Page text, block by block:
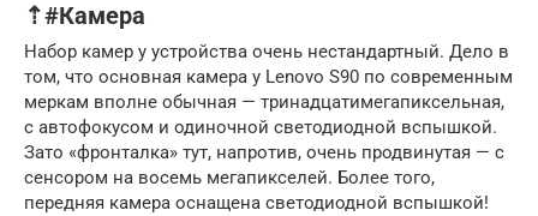
⇡#Камера
Набор камер у устройства очень нестандартный. Дело в
том, что основная камера у Lenovo S90 по современным
меркам вполне обычная — тринадцатимегапиксельная,
с автофокусом и одиночной светодиодной вспышкой.
Зато «фронталка» тут, напротив, очень продвинутая — с
сенсором на восемь мегапикселей. Более того,
передняя камера оснащена светодиодной вспышкой!